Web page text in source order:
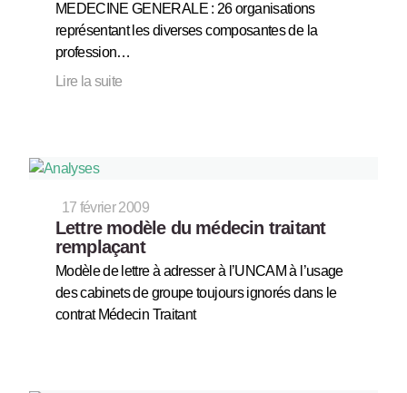
MEDECINE GENERALE : 26 organisations
représentant les diverses composantes de la
profession…
Lire la suite
17 février 2009
Lettre modèle du médecin traitant
remplaçant
Modèle de lettre à adresser à l’UNCAM à l’usage
des cabinets de groupe toujours ignorés dans le
contrat Médecin Traitant